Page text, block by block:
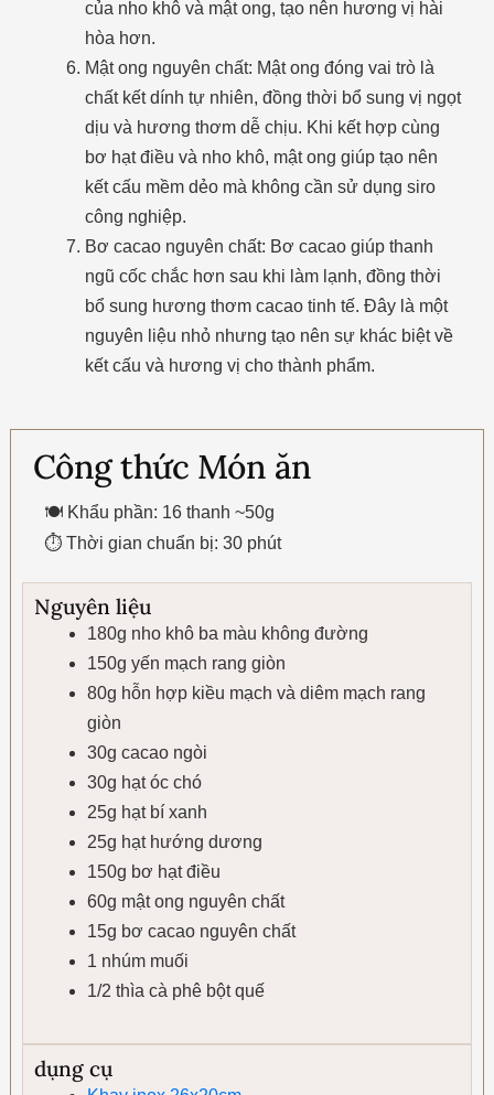
của nho khô và mật ong, tạo nên hương vị hài
hòa hơn.
Mật ong nguyên chất: Mật ong đóng vai trò là
chất kết dính tự nhiên, đồng thời bổ sung vị ngọt
dịu và hương thơm dễ chịu. Khi kết hợp cùng
bơ hạt điều và nho khô, mật ong giúp tạo nên
kết cấu mềm dẻo mà không cần sử dụng siro
công nghiệp.
Bơ cacao nguyên chất: Bơ cacao giúp thanh
ngũ cốc chắc hơn sau khi làm lạnh, đồng thời
bổ sung hương thơm cacao tinh tế. Đây là một
nguyên liệu nhỏ nhưng tạo nên sự khác biệt về
kết cấu và hương vị cho thành phẩm.
Công thức Món ăn
🍽 Khẩu phần: 16 thanh ~50g
⏱ Thời gian chuẩn bị: 30 phút
Nguyên liệu
180g nho khô ba màu không đường
150g yến mạch rang giòn
80g hỗn hợp kiều mạch và diêm mạch rang
giòn
30g cacao ngòi
30g hạt óc chó
25g hạt bí xanh
25g hạt hướng dương
150g bơ hạt điều
60g mật ong nguyên chất
15g bơ cacao nguyên chất
1 nhúm muối
1/2 thìa cà phê bột quế
dụng cụ